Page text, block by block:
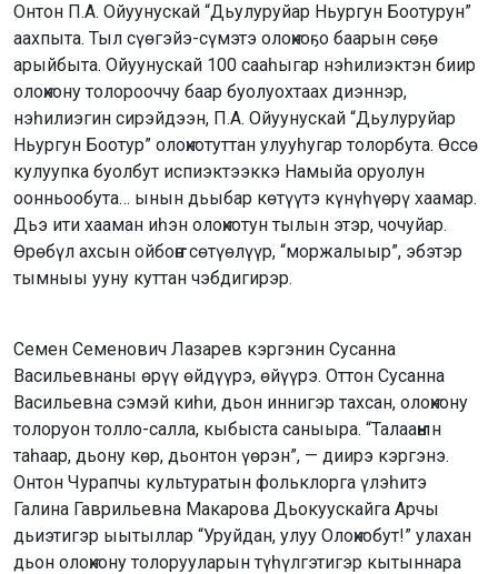
Онтон П.А. Ойуунускай “Дьулуруйар Ньургун Боотурун”
аахпыта. Тыл сүөгэйэ-сүмэтэ олоҥхоҕо баарын сөҕө
арыйбыта. Ойуунускай 100 сааһыгар нэһилиэктэн биир
олоҥхону толорооччу баар буолуохтаах диэннэр,
нэһилиэгин сирэйдээн, П.А. Ойуунускай “Дьулуруйар
Ньургун Боотур” олоҥхотуттан улууһугар толорбута. Өссө
кулуупка буолбут испиэктээккэ Намыйа оруолун
оонньообута… ынын дьыбар көтүүтэ күнүһүөрү хаамар.
Дьэ ити хааман иһэн олоҥхотун тылын этэр, чочуйар.
Өрөбүл ахсын ойбоҥҥо сөтүөлүүр, “моржалыыр”, эбэтэр
тымныы ууну куттан чэбдигирэр.
Семен Семенович Лазарев кэргэнин Сусанна
Васильевнаны өрүү өйдүүрэ, өйүүрэ. Оттон Сусанна
Васильевна сэмэй киһи, дьон иннигэр тахсан, олоҥхону
толоруон толло-салла, кыбыста саныыра. “Талааҥҥын
таһаар, дьону көр, дьонтон үөрэн”, — диирэ кэргэнэ.
Онтон Чурапчы культуратын фольклорга үлэһитэ
Галина Гаврильевна Макарова Дьокуускайга Арчы
дьиэтигэр ыытыллар “Уруйдан, улуу Олоҥхобут!” улахан
дьон олоҥхону толорууларын түһүлгэтигэр кытыннара